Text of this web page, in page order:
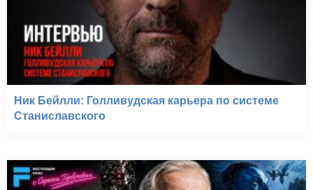
Ник Бейлли: Голливудская карьера по системе
Станиславского